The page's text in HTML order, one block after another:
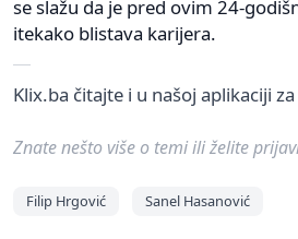
se slažu da je pred ovim 24-
itekako blistava karijera.
Klix.ba čitajte i u našoj aplikaciji za
Znate nešto više o temi ili želite
Filip Hrgović Sanel Hasanović